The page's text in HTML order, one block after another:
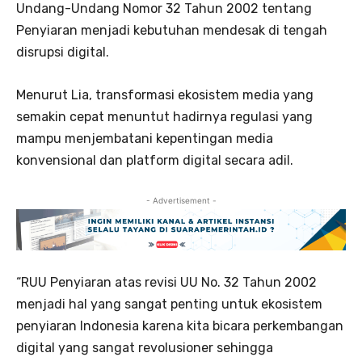
Undang-Undang Nomor 32 Tahun 2002 tentang
Penyiaran menjadi kebutuhan mendesak di tengah
disrupsi digital.
Menurut Lia, transformasi ekosistem media yang
semakin cepat menuntut hadirnya regulasi yang
mampu menjembatani kepentingan media
konvensional dan platform digital secara adil.
- Advertisement -
“RUU Penyiaran atas revisi UU No. 32 Tahun 2002
menjadi hal yang sangat penting untuk ekosistem
penyiaran Indonesia karena kita bicara perkembangan
digital yang sangat revolusioner sehingga